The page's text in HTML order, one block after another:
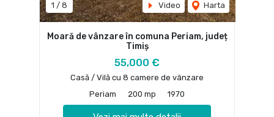
1 / 8 Video Harta
Moară de vânzare în comuna Periam, județ
Timiș
55,000 €
Casă / Vilă cu 8 camere de vânzare
Periam
200 mp 1970